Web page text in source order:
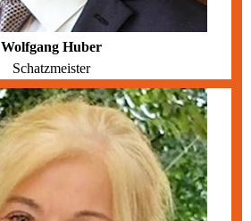
Wolfgang Huber
Schatzmeister